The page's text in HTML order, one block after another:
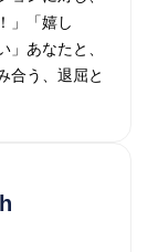
」「嬉し
あなたと、
合う、退屈と